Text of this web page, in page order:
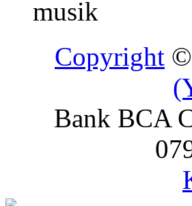
Copyright
Bank BCA